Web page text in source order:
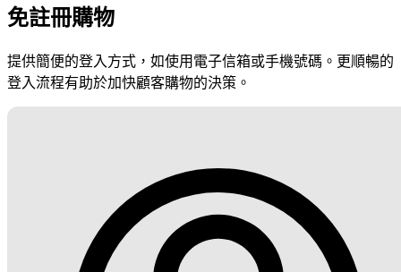
免註冊購物
提供簡便的登入方式，如使用電子信箱或手機號碼。更順暢的
登入流程有助於加快顧客購物的決策。